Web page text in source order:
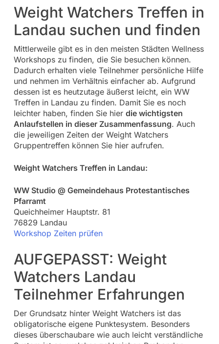
Weight Watchers Treffen in
Landau suchen und finden
Mittlerweile gibt es in den meisten Städten Wellness
Workshops zu finden, die Sie besuchen können.
Dadurch erhalten viele Teilnehmer persönliche Hilfe
und nehmen im Verhältnis einfacher ab. Aufgrund
dessen ist es heutzutage äußerst leicht, ein WW
Treffen in Landau zu finden. Damit Sie es noch
leichter haben, finden Sie hier die wichtigsten
Anlaufstellen in dieser Zusammenfassung. Auch
die jeweiligen Zeiten der Weight Watchers
Gruppentreffen können Sie hier aufrufen.
Weight Watchers Treffen in Landau:
WW Studio @ Gemeindehaus Protestantisches
Pfarramt
Queichheimer Hauptstr. 81
76829 Landau
Workshop Zeiten prüfen
AUFGEPASST: Weight
Watchers Landau
Teilnehmer Erfahrungen
Der Grundsatz hinter Weight Watchers ist das
obligatorische eigene Punktesystem. Besonders
dieses überschaubare wie auch leicht verständliche